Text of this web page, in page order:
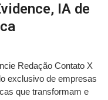
IA de
Redação Contato X
exclusivo de empresas
que transformam e